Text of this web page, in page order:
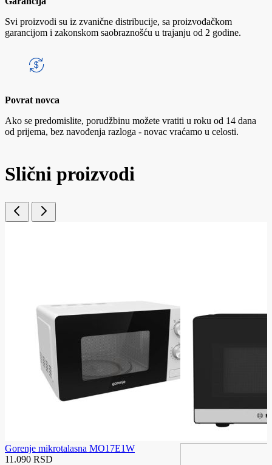
Svi proizvodi su iz zvanične distribucije, sa proizvođačkom
garancijom i zakonskom saobraznošću u trajanju od 2 godine.
Povrat novca
Ako se predomislite, porudžbinu možete vratiti u roku od 14 dana
od prijema, bez navođenja razloga - novac vraćamo u celosti.
Slični proizvodi
Gorenje mikrotalasna MO17E1W
11.090 RSD